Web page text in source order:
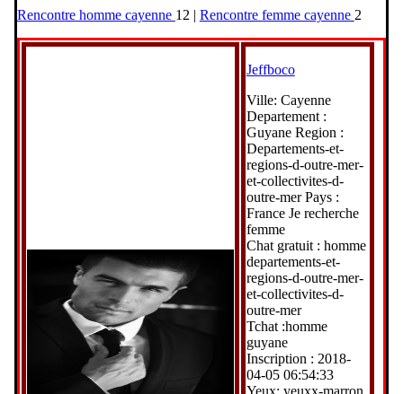
Rencontre homme cayenne 12 | Rencontre femme cayenne 2
Jeffboco
Ville: Cayenne
Departement :
Guyane Region :
Departements-et-
regions-d-outre-mer-
et-collectivites-d-
outre-mer Pays :
France Je recherche
femme
Chat gratuit : homme
departements-et-
regions-d-outre-mer-
et-collectivites-d-
outre-mer
Tchat :homme
guyane
Inscription : 2018-
04-05 06:54:33
Yeux: yeuxx-marron